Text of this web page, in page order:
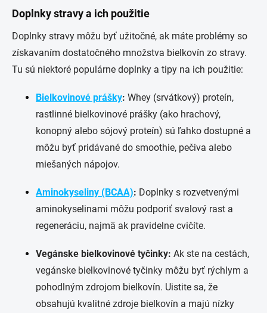
Doplnky stravy a ich použitie
Doplnky stravy môžu byť užitočné, ak máte problémy so
získavaním dostatočného množstva bielkovín zo stravy.
Tu sú niektoré populárne doplnky a tipy na ich použitie:
Bielkovinové prášky: Whey (srvátkový) proteín,
rastlinné bielkovinové prášky (ako hrachový,
konopný alebo sójový proteín) sú ľahko dostupné a
môžu byť pridávané do smoothie, pečiva alebo
miešaných nápojov.
Aminokyseliny (BCAA): Doplnky s rozvetvenými
aminokyselinami môžu podporiť svalový rast a
regeneráciu, najmä ak pravidelne cvičíte.
Vegánske bielkovinové tyčinky: Ak ste na cestách,
vegánske bielkovinové tyčinky môžu byť rýchlym a
pohodlným zdrojom bielkovín. Uistite sa, že
obsahujú kvalitné zdroje bielkovín a majú nízky